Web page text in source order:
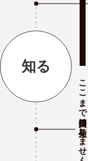
知る
ここまで費用は発生しません